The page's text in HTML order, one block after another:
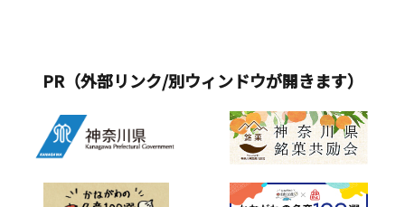
での移動がしやすいようにバリアフリ
ーマットを設置することで、車イスは
もちろん、ベビーカーでの移動も楽に
できます。また、水陸両用車イス・ア
ルミ製スロープの無料貸し出しも行っ
ています。
PR（外部リンク/別ウィンドウが開きます）